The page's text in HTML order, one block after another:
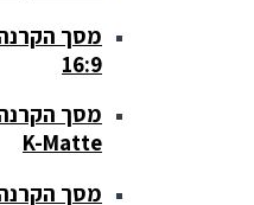
מסך
16:9
מסך
K-Matte
מסך